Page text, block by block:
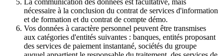
La communication des données est facultative, mais
nécessaire à la conclusion du contrat de services d'information
et de formation et du contrat de compte démo.
Vos données à caractère personnel peuvent être transmises
aux catégories d'entités suivantes : banques, entités proposant
des services de paiement instantané, sociétés du groupe